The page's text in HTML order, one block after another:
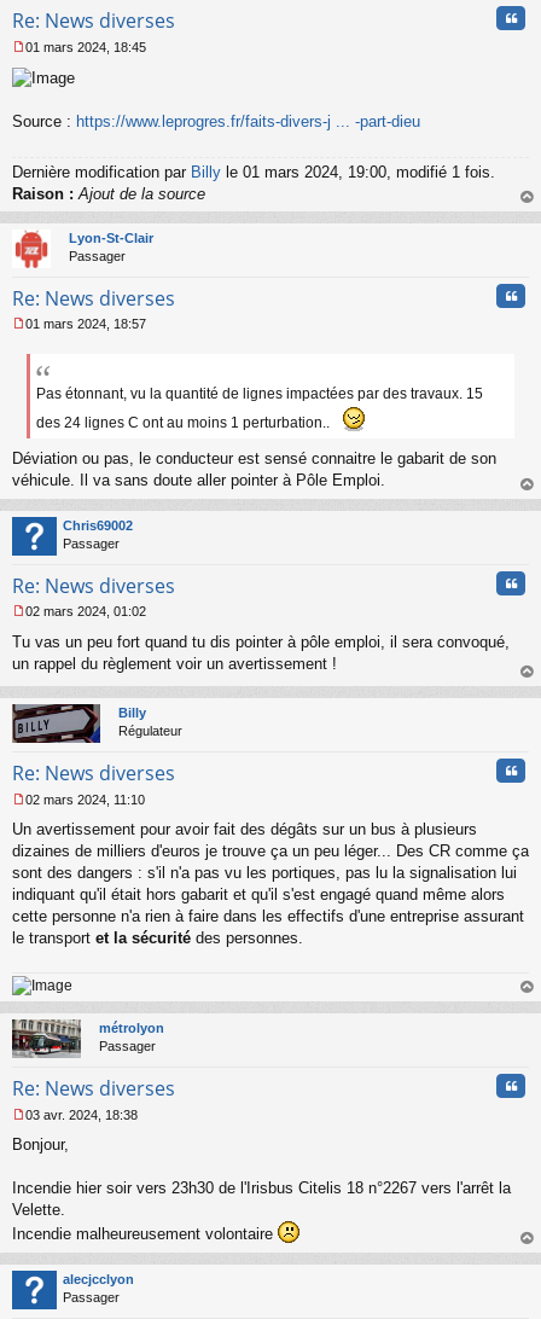
u
Re: News diverses
e
e
n
l
u
01 mars 2024, 18:45
Source : https://www.leprogres.fr/faits-divers-j ... -part-dieu
Dernière modification par Billy le 01 mars 2024, 19:00, modifié 1 fois.
Raison : Ajout de la source
au
Lyon-St-Clair
Passager
Re: News diverses
e
n
o
n
l
u
01 mars 2024, 18:57
Pas étonnant, vu la quantité de lignes impactées par des travaux. 15
des 24 lignes C ont au moins 1 perturbation..
Déviation ou pas, le conducteur est sensé connaitre le gabarit de son
véhicule. Il va sans doute aller pointer à Pôle Emploi.
au
Chris69002
Passager
Re: News diverses
e
s
a
g
e
o
l
u
02 mars 2024, 01:02
Tu vas un peu fort quand tu dis pointer à pôle emploi, il sera convoqué,
un rappel du règlement voir un avertissement !
au
Billy
Régulateur
Re: News diverses
e
s
s
a
g
e
n
n
l
u
02 mars 2024, 11:10
Un avertissement pour avoir fait des dégâts sur un bus à plusieurs
dizaines de milliers d'euros je trouve ça un peu léger... Des CR comme ça
sont des dangers : s'il n'a pas vu les portiques, pas lu la signalisation lui
indiquant qu'il était hors gabarit et qu'il s'est engagé quand même alors
cette personne n'a rien à faire dans les effectifs d'une entreprise assurant
le transport et la sécurité des personnes.
au
métrolyon
Passager
Re: News diverses
e
s
a
g
e
n
o
n
l
03 avr. 2024, 18:38
Bonjour,
Incendie hier soir vers 23h30 de l'Irisbus Citelis 18 n°2267 vers l'arrêt la
Velette.
Incendie malheureusement volontaire
au
alecjcclyon
Passager